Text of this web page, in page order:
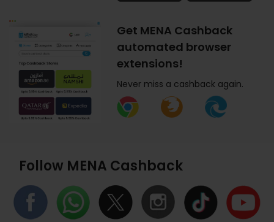
Get MENA Cashback
automated browser
extensions!
Never miss a cashback again.
Follow MENA Cashback